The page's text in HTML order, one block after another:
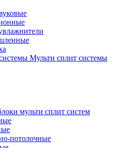
Мульти сплит системы
мульти сплит систем
потолочные